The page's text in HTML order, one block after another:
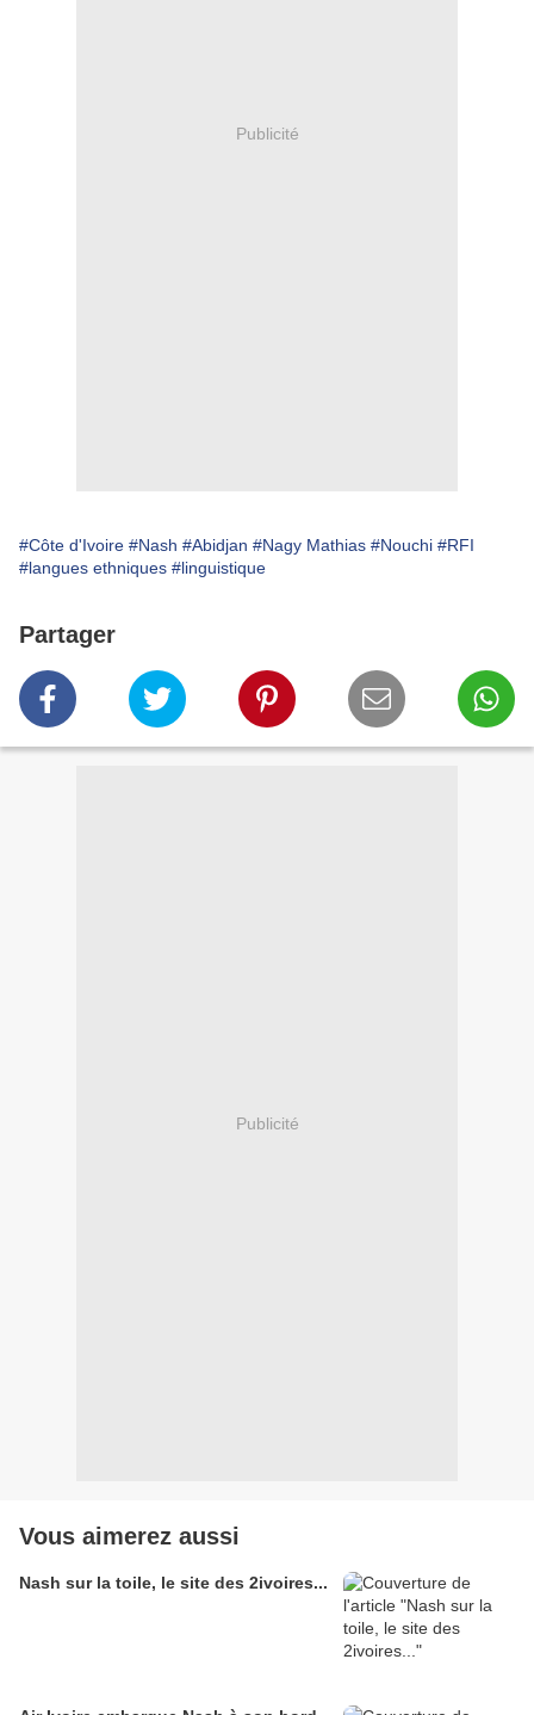
Publicité
#Côte d'Ivoire #Nash #Abidjan #Nagy Mathias #Nouchi #RFI
#langues ethniques #linguistique
Partager
Publicité
Vous aimerez aussi
Nash sur la toile, le site des 2ivoires...